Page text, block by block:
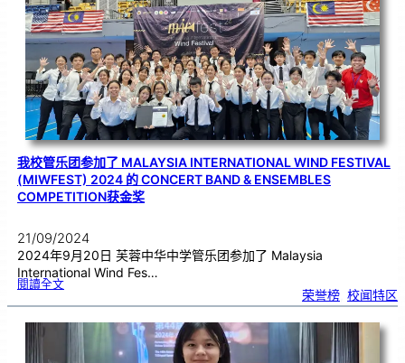
2
4
年
第
十
三
届
全
国
华
文
独
中
田
径
锦
标
赛
获
佳
绩
我校管乐团参加了 MALAYSIA INTERNATIONAL WIND FESTIVAL
(MIWFEST) 2024 的 CONCERT BAND & ENSEMBLES
COMPETITION获金奖
21/09/2024
2024年9月20日 芙蓉中华中学管乐团参加了 Malaysia
International Wind Fes…
閱讀全文:我
乐
参
加
荣誉榜 校闻特区